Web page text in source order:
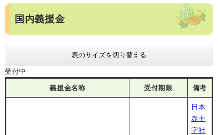
国内義援金
表のサイズを切り替える
受付中
義援金名称 受付期限 備考
日本
赤十
字社